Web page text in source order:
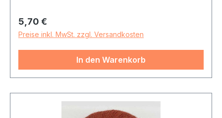
Regulärer Preis:
5,70 €
Preise inkl. MwSt. zzgl. Versandkosten
In den Warenkorb